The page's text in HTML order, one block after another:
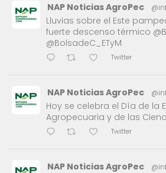
NAP Noticias AgroPec
Lluvias sobre el Este
fuerte descenso térmico
@BolsadeC_ETyM
Twitter
NAP Noticias AgroPec
Hoy se celebra el Día de la
Agropecuaria y de las
Twitter
NAP Noticias AgroPec